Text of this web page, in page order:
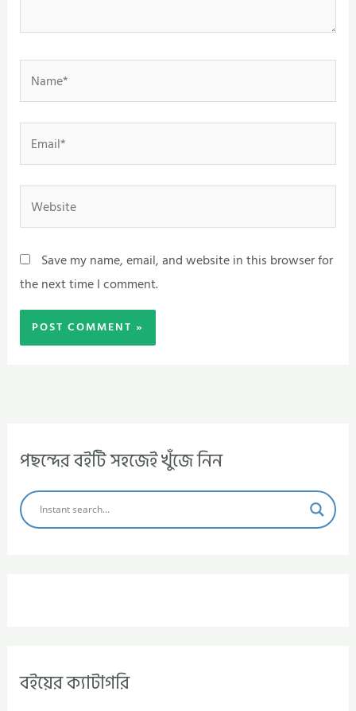
Name*
Email*
Website
Save my name, email, and website in this browser for
the next time I comment.
পছন্দের বইটি সহজেই খুঁজে নিন
বইয়ের ক্যাটাগরি